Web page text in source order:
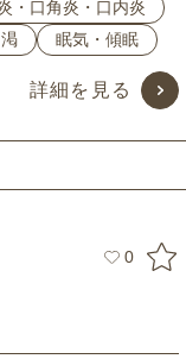
・口角炎・口内炎
眠気・傾眠
詳細を見る
0